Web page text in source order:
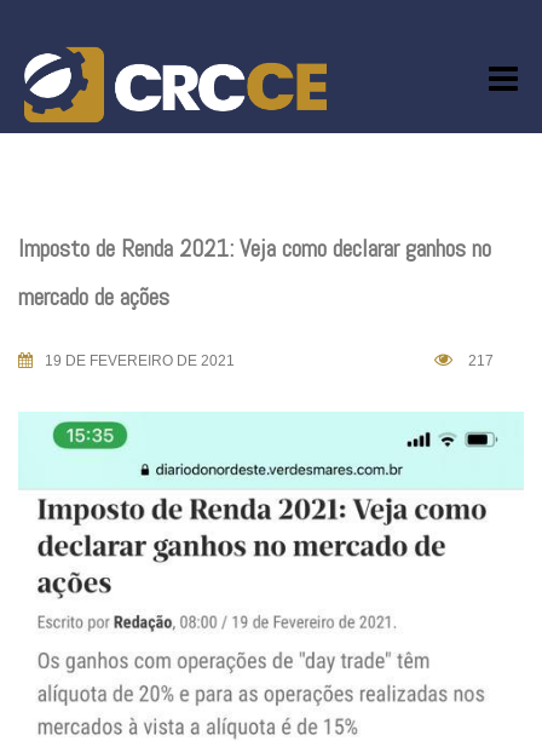
content
Imposto de Renda 2021: Veja como declarar ganhos no
mercado de ações
19 DE FEVEREIRO DE 2021 217